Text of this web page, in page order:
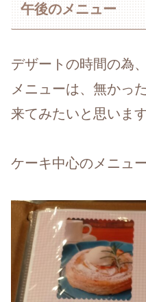
午後のメニュー
デザートの時間の為
メニューは、無かっ
来てみたいと思います
ケーキ中心のメニュ